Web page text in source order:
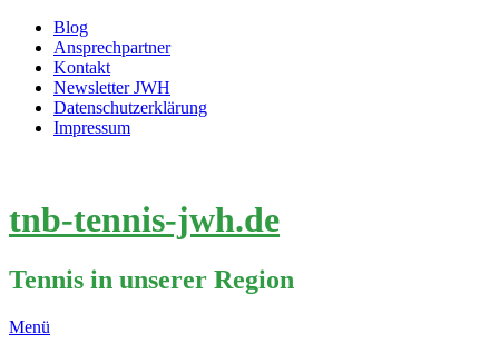
Blog
Ansprechpartner
Kontakt
Newsletter JWH
Datenschutzerklärung
Impressum
tnb-tennis-jwh.de
Tennis in unserer Region
Menü